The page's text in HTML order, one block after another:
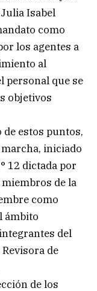
Isabel
como
los agentes a
al
personal que se
objetivos
de estos puntos,
iniciado
12 dictada por
de la
como
ámbito
del
de
de los